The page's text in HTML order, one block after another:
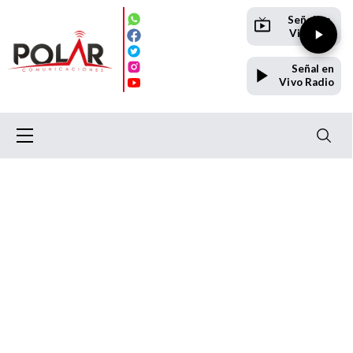
Señal en
Vivo TV
Señal en
Vivo Radio